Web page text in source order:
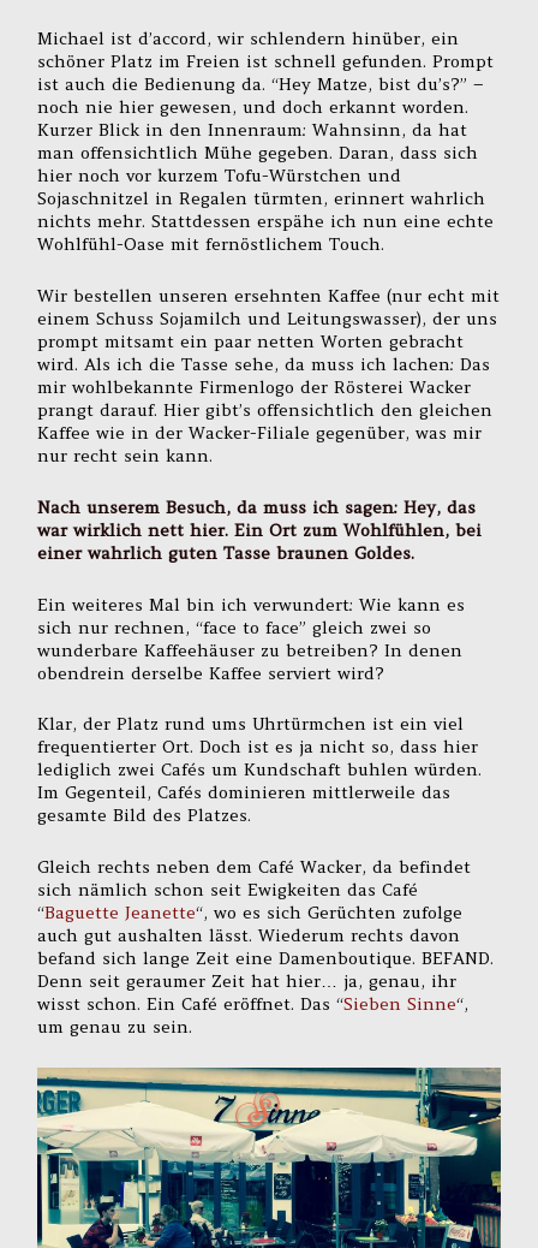
Michael ist d’accord, wir schlendern hinüber, ein
schöner Platz im Freien ist schnell gefunden. Prompt
ist auch die Bedienung da. “Hey Matze, bist du’s?” –
noch nie hier gewesen, und doch erkannt worden.
Kurzer Blick in den Innenraum: Wahnsinn, da hat
man offensichtlich Mühe gegeben. Daran, dass sich
hier noch vor kurzem Tofu-Würstchen und
Sojaschnitzel in Regalen türmten, erinnert wahrlich
nichts mehr. Stattdessen erspähe ich nun eine echte
Wohlfühl-Oase mit fernöstlichem Touch.
Wir bestellen unseren ersehnten Kaffee (nur echt mit
einem Schuss Sojamilch und Leitungswasser), der uns
prompt mitsamt ein paar netten Worten gebracht
wird. Als ich die Tasse sehe, da muss ich lachen: Das
mir wohlbekannte Firmenlogo der Rösterei Wacker
prangt darauf. Hier gibt’s offensichtlich den gleichen
Kaffee wie in der Wacker-Filiale gegenüber, was mir
nur recht sein kann.
Nach unserem Besuch, da muss ich sagen: Hey, das
war wirklich nett hier. Ein Ort zum Wohlfühlen, bei
einer wahrlich guten Tasse braunen Goldes.
Ein weiteres Mal bin ich verwundert: Wie kann es
sich nur rechnen, “face to face” gleich zwei so
wunderbare Kaffeehäuser zu betreiben? In denen
obendrein derselbe Kaffee serviert wird?
Klar, der Platz rund ums Uhrtürmchen ist ein viel
frequentierter Ort. Doch ist es ja nicht so, dass hier
lediglich zwei Cafés um Kundschaft buhlen würden.
Im Gegenteil, Cafés dominieren mittlerweile das
gesamte Bild des Platzes.
Gleich rechts neben dem Café Wacker, da befindet
sich nämlich schon seit Ewigkeiten das Café
“Baguette Jeanette“, wo es sich Gerüchten zufolge
auch gut aushalten lässt. Wiederum rechts davon
befand sich lange Zeit eine Damenboutique. BEFAND.
Denn seit geraumer Zeit hat hier… ja, genau, ihr
wisst schon. Ein Café eröffnet. Das “Sieben Sinne“,
um genau zu sein.